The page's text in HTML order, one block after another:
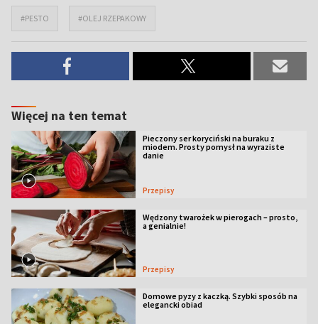
#PESTO #OLEJ RZEPAKOWY
Więcej na ten temat
Pieczony ser koryciński na buraku z
miodem. Prosty pomysł na wyraziste
danie
Przepisy
Wędzony twarożek w pierogach – prosto,
a genialnie!
Przepisy
Domowe pyzy z kaczką. Szybki sposób na
elegancki obiad